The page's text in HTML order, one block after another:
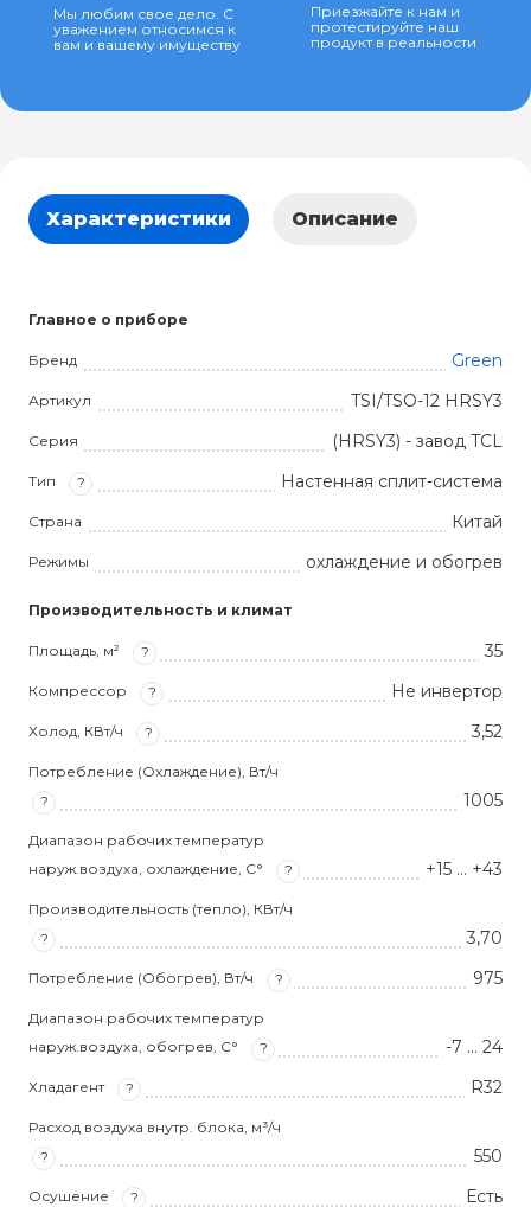
Мы любим свое дело. С
уважением относимся к
вам и вашему имуществу
Приезжайте к нам и
протестируйте наш
продукт в реальности
Характеристики Описание
Главное о приборе
Бренд Green
Артикул TSI/TSO-12 HRSY3
Серия (HRSY3) - завод TCL
Тип ? Настенная сплит-система
Страна Китай
Режимы охлаждение и обогрев
Производительность и климат
Площадь, м² ? 35
Компрессор ? Не инвертор
Холод, КВт/ч ? 3,52
Потребление (Охлаждение), Вт/ч
?
1005
Диапазон рабочих температур
наруж.воздуха, охлаждение, С°
? +15 ... +43
Производительность (тепло), КВт/ч
?
3,70
Потребление (Обогрев), Вт/ч ? 975
Диапазон рабочих температур
наруж.воздуха, обогрев, С°
? -7 … 24
Хладагент ? R32
Расход воздуха внутр. блока, м³/ч
?
550
Осушение ? Есть